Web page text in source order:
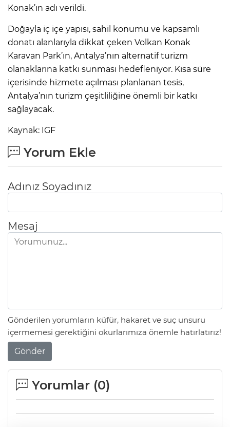
Konak’ın adı verildi.
Doğayla iç içe yapısı, sahil konumu ve kapsamlı
donatı alanlarıyla dikkat çeken Volkan Konak
Karavan Park’ın, Antalya’nın alternatif turizm
olanaklarına katkı sunması hedefleniyor. Kısa süre
içerisinde hizmete açılması planlanan tesis,
Antalya’nın turizm çeşitliliğine önemli bir katkı
sağlayacak.
Kaynak: IGF
Yorum Ekle
Adınız Soyadınız
Mesaj
Gönderilen yorumların küfür, hakaret ve suç unsuru
içermemesi gerektiğini okurlarımıza önemle hatırlatırız!
Gönder
Yorumlar (0)